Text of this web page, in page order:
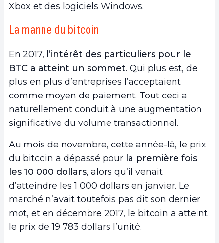
Xbox et des logiciels Windows.
La manne du bitcoin
En 2017, l’intérêt des particuliers pour le
BTC a atteint un sommet. Qui plus est, de
plus en plus d’entreprises l’acceptaient
comme moyen de paiement. Tout ceci a
naturellement conduit à une augmentation
significative du volume transactionnel.
Au mois de novembre, cette année-là, le prix
du bitcoin a dépassé pour la première fois
les 10 000 dollars, alors qu’il venait
d’atteindre les 1 000 dollars en janvier. Le
marché n’avait toutefois pas dit son dernier
mot, et en décembre 2017, le bitcoin a atteint
le prix de 19 783 dollars l’unité.